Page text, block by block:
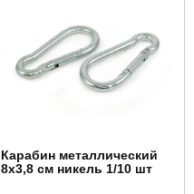
Карабин металлический
8х3,8 см никель 1/10 шт